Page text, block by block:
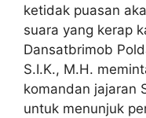
ketidak puasan
suara yang kerap
Dansatbrimob
S.I.K., M.H.
komandan jajaran
untuk menunjuk